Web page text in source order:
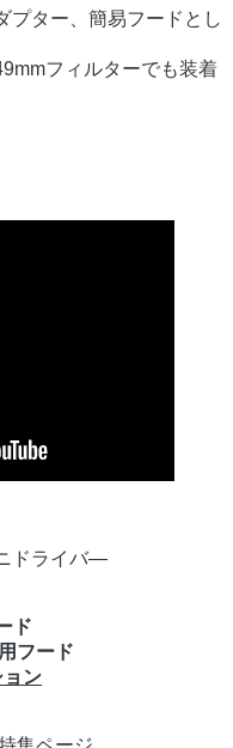
プター、簡易フードとし
フィルターでも装着
ドライバ―
ド
フード
ン